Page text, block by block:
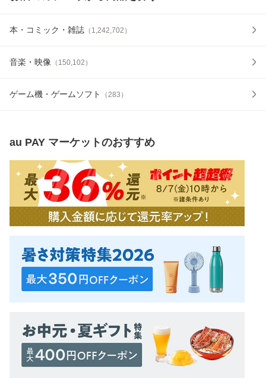
本・コミック・雑誌 （ 1,242,702 ）
音楽・映像 （ 150,102 ）
ゲーム機・ゲームソフト （283 ）
au PAY マーケットのおすすめ